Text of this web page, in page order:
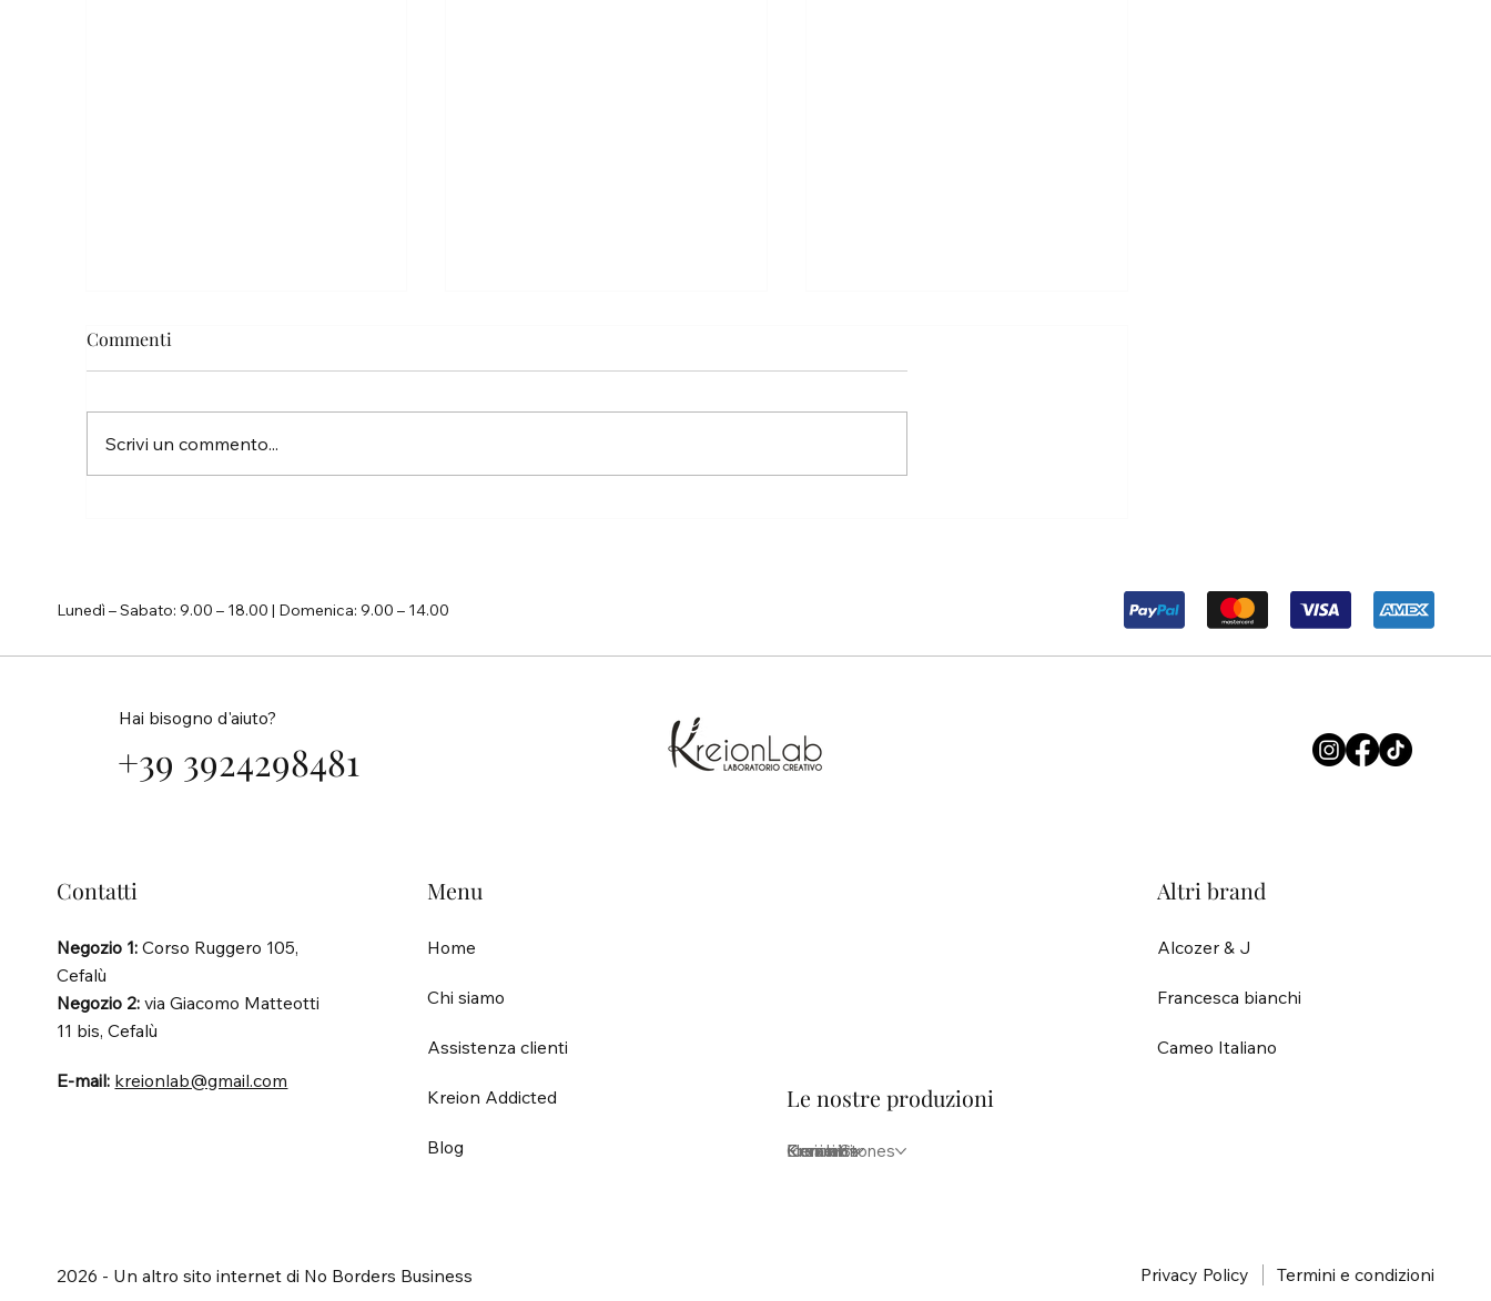
Pari.
Commenti
Scrivi un commento...
2026 - Un altro sito internet di No Borders Business Privacy Policy Termini e condizioni
Contatti
Negozio 1: Corso Ruggero 105,
Cefalù
Negozio 2: via Giacomo Matteotti
11 bis, Cefalù
E-mail: kreionlab@gmail.com
Menu
Home
Chi siamo
Assistenza clienti
Kreion Addicted
Blog
Le nostre produzioni
Elementi
Iconici
Krea lab
Kreion Stones
Ceramica
Altri brand
Alcozer & J
Francesca bianchi
Cameo Italiano
Hai bisogno d'aiuto?
+39 3924298481
Lunedì – Sabato: 9.00 – 18.00 | Domenica: 9.00 – 14.00